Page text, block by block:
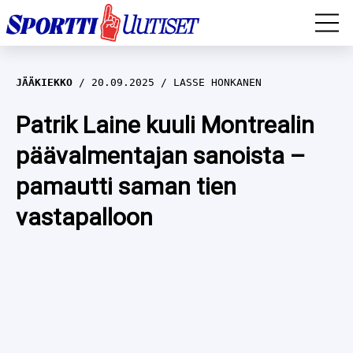
EM-YLEISURHEILU
JÄÄKIEKKO
YLEISURHEILU
WILMA HELTELÄ
TALVILAJIT
JÄÄKIEKKO 20.09.2025 LASSE HONKANEN
Patrik Laine kuuli Montrealin
päävalmentajan sanoista –
pamautti saman tien
vastapalloon